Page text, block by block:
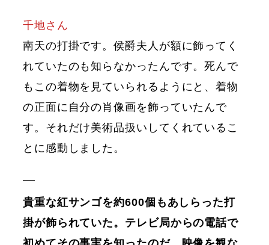
千地さん
南天の打掛です。侯爵夫人が額に飾ってく
れていたのも知らなかったんです。死んで
もこの着物を見ていられるようにと、着物
の正面に自分の肖像画を飾っていたんで
す。それだけ美術品扱いしてくれているこ
とに感動しました。
貴重な紅サンゴを約600個もあしらった打
掛が飾られていた。テレビ局からの電話で